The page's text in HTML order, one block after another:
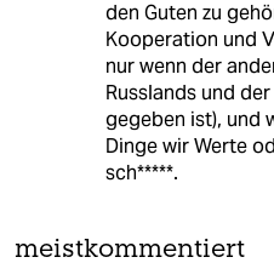
den Guten zu
Kooperation und
nur wenn der
Russlands und
gegeben ist), und
Dinge wir Werte
sch*****.
meistkommentiert